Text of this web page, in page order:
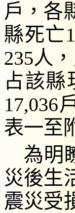
戶，各
縣死亡
235人
占該縣
17,036
表一至
為明
災後生
震災受